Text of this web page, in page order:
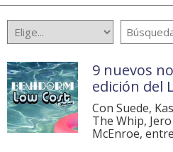
9 nuevos
edición del
Con Suede,
The Whip,
McEnroe,